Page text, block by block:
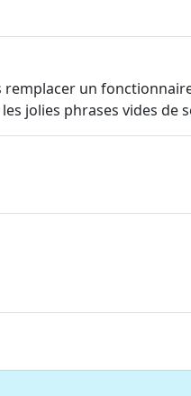
un
jolies phrases vides de